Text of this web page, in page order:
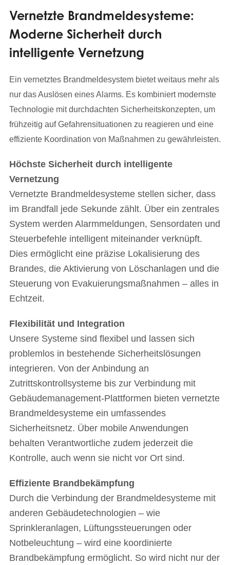
Vernetzte Brandmeldesysteme:
Moderne Sicherheit durch
intelligente Vernetzung
Ein vernetztes Brandmeldesystem bietet weitaus mehr als
nur das Auslösen eines Alarms. Es kombiniert modernste
Technologie mit durchdachten Sicherheitskonzepten, um
frühzeitig auf Gefahrensituationen zu reagieren und eine
effiziente Koordination von Maßnahmen zu gewährleisten.
Höchste Sicherheit durch intelligente
Vernetzung
Vernetzte Brandmeldesysteme stellen sicher, dass
im Brandfall jede Sekunde zählt. Über ein zentrales
System werden Alarmmeldungen, Sensordaten und
Steuerbefehle intelligent miteinander verknüpft.
Dies ermöglicht eine präzise Lokalisierung des
Brandes, die Aktivierung von Löschanlagen und die
Steuerung von Evakuierungsmaßnahmen – alles in
Echtzeit.
Flexibilität und Integration
Unsere Systeme sind flexibel und lassen sich
problemlos in bestehende Sicherheitslösungen
integrieren. Von der Anbindung an
Zutrittskontrollsysteme bis zur Verbindung mit
Gebäudemanagement-Plattformen bieten vernetzte
Brandmeldesysteme ein umfassendes
Sicherheitsnetz. Über mobile Anwendungen
behalten Verantwortliche zudem jederzeit die
Kontrolle, auch wenn sie nicht vor Ort sind.
Effiziente Brandbekämpfung
Durch die Verbindung der Brandmeldesysteme mit
anderen Gebäudetechnologien – wie
Sprinkleranlagen, Lüftungssteuerungen oder
Notbeleuchtung – wird eine koordinierte
Brandbekämpfung ermöglicht. So wird nicht nur der